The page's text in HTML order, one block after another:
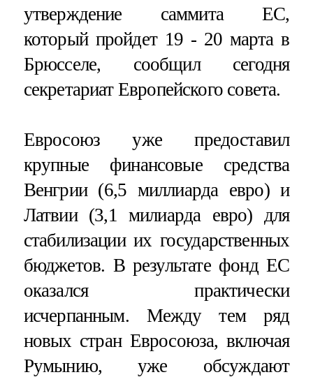
утверждение саммита ЕС,
который пройдет 19 - 20 марта в
Брюсселе, сообщил сегодня
секретариат Европейского совета.
Евросоюз уже предоставил
крупные финансовые средства
Венгрии (6,5 миллиарда евро) и
Латвии (3,1 милиарда евро) для
стабилизации их государственных
бюджетов. В результате фонд ЕС
оказался практически
исчерпанным. Между тем ряд
новых стран Евросоюза, включая
Румынию, уже обсуждают